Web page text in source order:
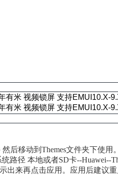
后移动到 Themes文件夹下使用。
路径 本地或者SD卡--Huawei--
出来再点击应用。 应用后建议